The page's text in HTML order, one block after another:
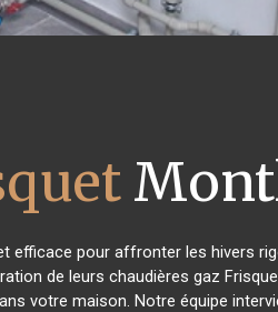
efficace pour affronter les hivers
de leurs chaudières gaz
votre maison. Notre équipe